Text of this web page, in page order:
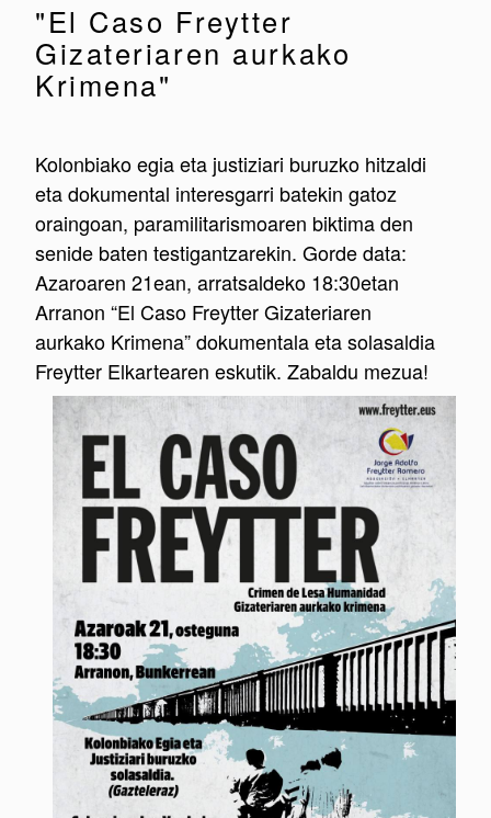
"El Caso Freytter
Gizateriaren aurkako
Krimena"
Kolonbiako egia eta justiziari buruzko hitzaldi
eta dokumental interesgarri batekin gatoz
oraingoan, paramilitarismoaren biktima den
senide baten testigantzarekin. Gorde data:
Azaroaren 21ean, arratsaldeko 18:30etan
Arranon “El Caso Freytter Gizateriaren
aurkako Krimena” dokumentala eta solasaldia
Freytter Elkartearen eskutik. Zabaldu mezua!